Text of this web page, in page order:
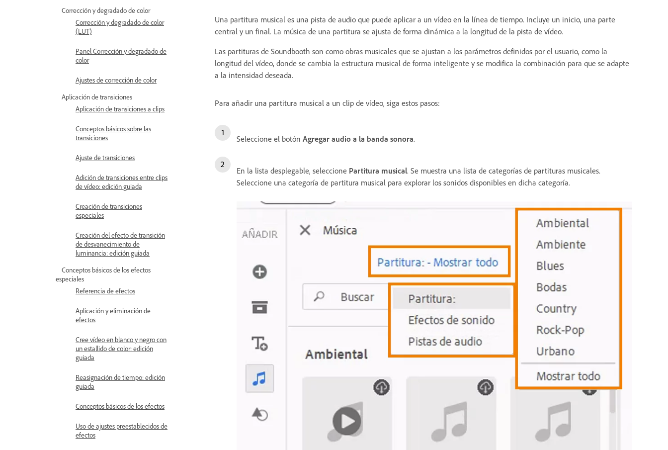
Corrección y degradado de color
Corrección y degradado de color
(LUT)
Panel Corrección y degradado de
color
Ajustes de corrección de color
Aplicación de transiciones
Aplicación de transiciones a clips
Conceptos básicos sobre las
transiciones
Ajuste de transiciones
Adición de transiciones entre clips
de vídeo: edición guiada
Creación de transiciones
especiales
Creación del efecto de transición
de desvanecimiento de
luminancia: edición guiada
Conceptos básicos de los efectos
especiales
Referencia de efectos
Aplicación y eliminación de
efectos
Cree vídeo en blanco y negro con
un estallido de color: edición
guiada
Reasignación de tiempo: edición
guiada
Conceptos básicos de los efectos
Uso de ajustes preestablecidos de
efectos
Una partitura musical es una pista de audio que puede aplicar a un vídeo en la línea de tiempo. Incluye un inicio, una parte
central y un final. La música de una partitura se ajusta de forma dinámica a la longitud de la pista de vídeo.
Las partituras de Soundbooth son como obras musicales que se ajustan a los parámetros definidos por el usuario, como la
longitud del vídeo, donde se cambia la estructura musical de forma inteligente y se modifica la combinación para que se adapte
a la intensidad deseada.
Para añadir una partitura musical a un clip de vídeo, siga estos pasos:
Seleccione el botón Agregar audio a la banda sonora.
En la lista desplegable, seleccione Partitura musical. Se muestra una lista de categorías de partituras musicales.
Seleccione una categoría de partitura musical para explorar los sonidos disponibles en dicha categoría.